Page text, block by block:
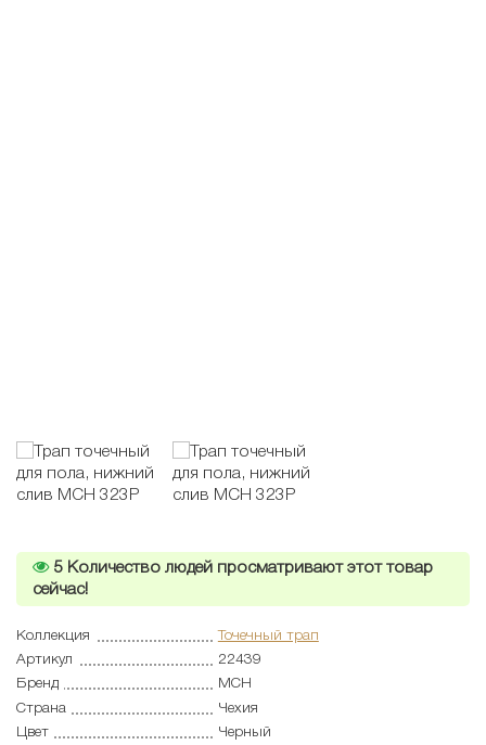
5 Количество людей просматривают этот товар
сейчас!
Коллекция
Точечный трап
Артикул
22439
Бренд
MCH
Страна
Чехия
Цвет
Черный